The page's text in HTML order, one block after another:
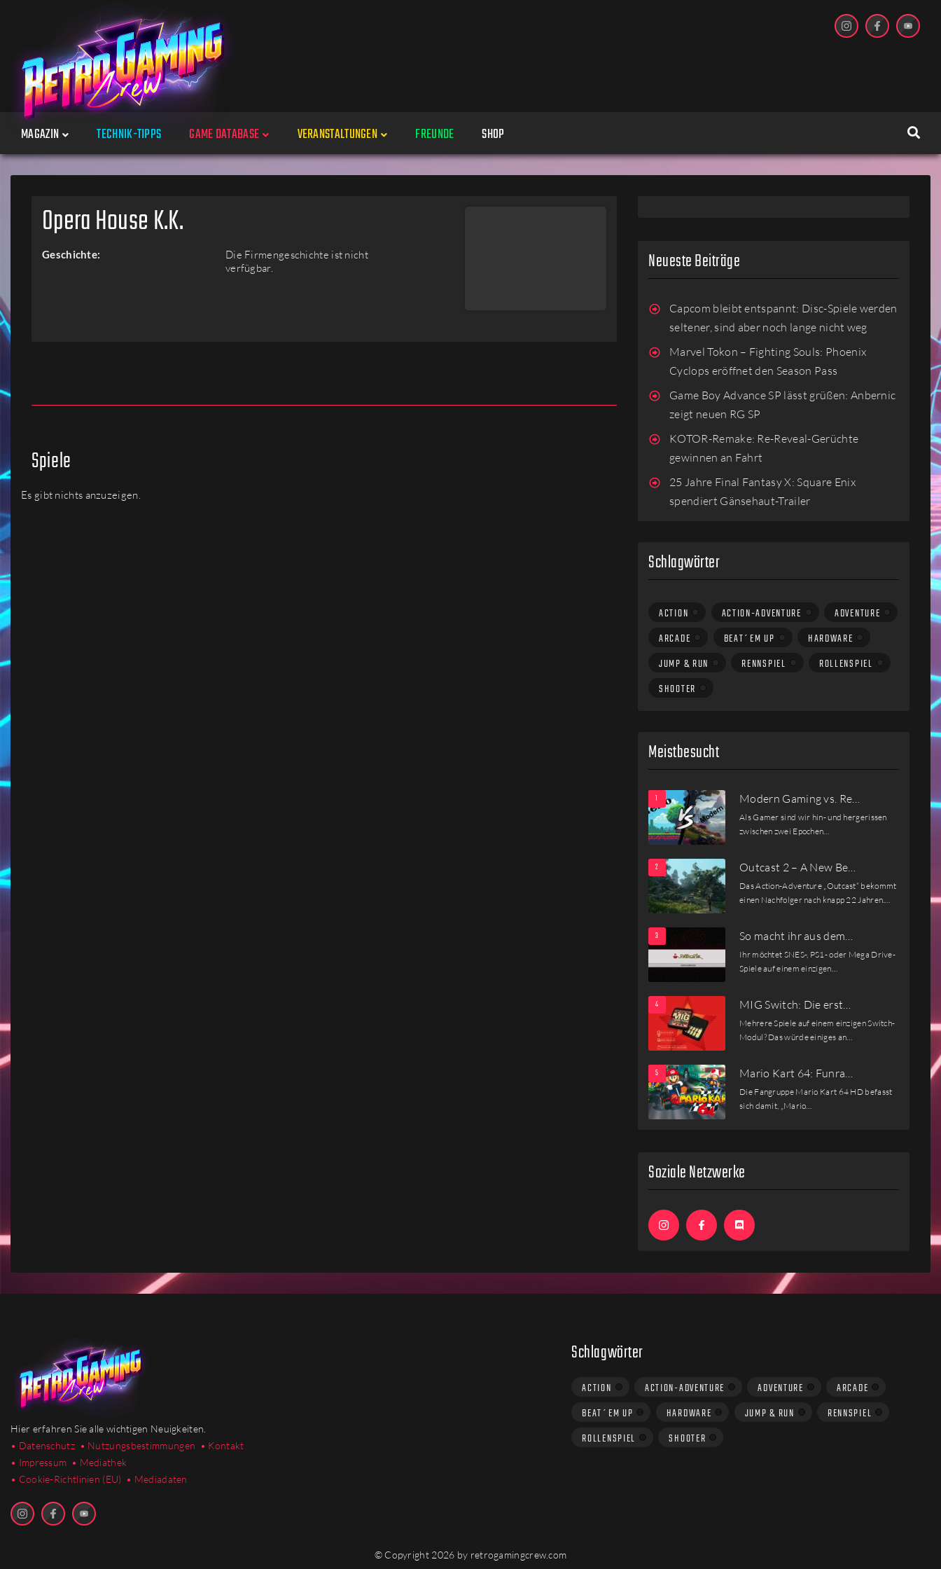
MAGAZIN TECHNIK-TIPPS GAME DATABASE
Spiele
Perspektiven
Plattformen
VERANSTALTUNGEN
Veranstaltungen
FREUNDE SHOP
Opera House K.K.
Geschichte:
Die Firmengeschichte ist nicht
verfügbar.
Spiele
Es gibt nichts anzuzeigen.
Neueste Beiträge
Capcom bleibt entspannt: Disc-Spiele werden
seltener, sind aber noch lange nicht weg
Marvel Tokon – Fighting Souls: Phoenix
Cyclops eröffnet den Season Pass
Game Boy Advance SP lässt grüßen: Anbernic
zeigt neuen RG SP
KOTOR-Remake: Re-Reveal-Gerüchte
gewinnen an Fahrt
25 Jahre Final Fantasy X: Square Enix
spendiert Gänsehaut-Trailer
Schlagwörter
ACTION ACTION-ADVENTURE
ADVENTURE
ARCADE
BEAT´EM UP
HARDWARE
JUMP & RUN
RENNSPIEL
ROLLENSPIEL
SHOOTER
Meistbesucht
Modern Gaming vs. Re…
Als Gamer sind wir hin- und hergerissen
zwischen zwei Epochen…
Outcast 2 – A New Be…
Das Action-Adventure „Outcast“ bekommt
einen Nachfolger nach knapp 22 Jahren.…
So macht ihr aus dem…
Ihr möchtet SNES-, PS1- oder Mega Drive-
Spiele auf einem einzigen…
MIG Switch: Die erst…
Mehrere Spiele auf einem einzigen Switch-
Modul? Das würde einiges an…
Mario Kart 64: Funra…
Die Fangruppe Mario Kart 64 HD befasst
sich damit, „Mario…
Soziale Netzwerke
Hier erfahren Sie alle wichtigen Neuigkeiten.
• Datenschutz • Nutzungsbestimmungen • Kontakt
• Impressum • Mediathek
• Cookie-Richtlinien (EU) • Mediadaten
Schlagwörter
ACTION ACTION-ADVENTURE ADVENTURE
ARCADE
BEAT´EM UP
HARDWARE JUMP & RUN
RENNSPIEL
ROLLENSPIEL
SHOOTER
© Copyright 2026 by retrogamingcrew.com